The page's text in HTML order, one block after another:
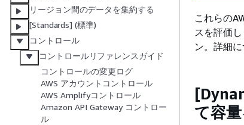
リージョン間のデータを集約する
[Standards] (標準)
コントロール
コントロールリファレンスガイド
コントロールの変更ログ
AWS アカウントコントロール
AWS Amplifyコントロール
Amazon API Gateway コントロー
ル
これらの
スを評価
ン。詳細
て容